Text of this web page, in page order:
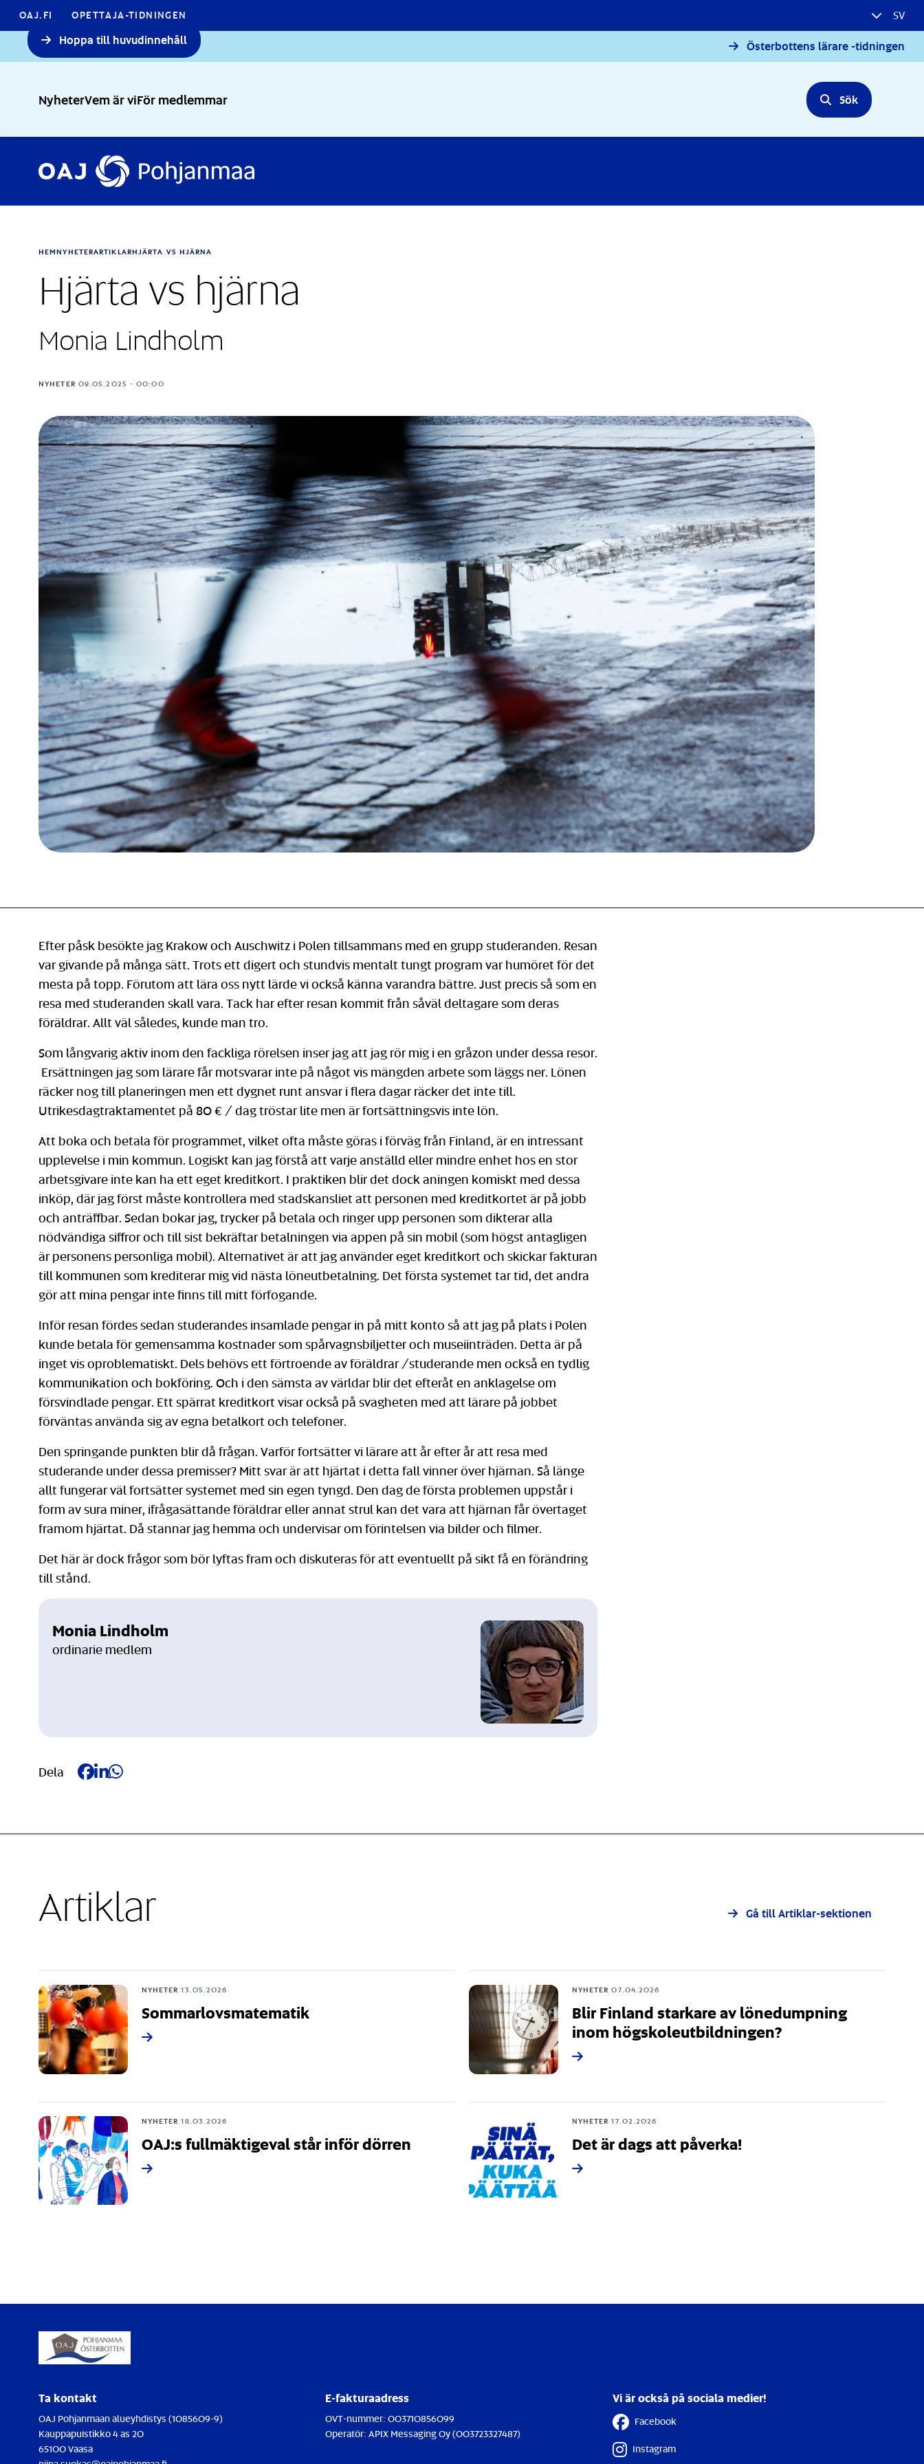
Hoppa till huvudinnehåll
OAJ.FI OPETTAJA-TIDNINGEN SV
Österbottens lärare -tidningen
NyheterVem är viFör medlemmar Sök
HEMNYHETERARTIKLARHJÄRTA VS HJÄRNA
Hjärta vs hjärna
Monia Lindholm
NYHETER 09.05.2025 - 00:00
Efter påsk besökte jag Krakow och Auschwitz i Polen tillsammans med en grupp studeranden. Resan
var givande på många sätt. Trots ett digert och stundvis mentalt tungt program var humöret för det
mesta på topp. Förutom att lära oss nytt lärde vi också känna varandra bättre. Just precis så som en
resa med studeranden skall vara. Tack har efter resan kommit från såväl deltagare som deras
föräldrar. Allt väl således, kunde man tro.
Som långvarig aktiv inom den fackliga rörelsen inser jag att jag rör mig i en gråzon under dessa resor.
Ersättningen jag som lärare får motsvarar inte på något vis mängden arbete som läggs ner. Lönen
räcker nog till planeringen men ett dygnet runt ansvar i flera dagar räcker det inte till.
Utrikesdagtraktamentet på 80 € / dag tröstar lite men är fortsättningsvis inte lön.
Att boka och betala för programmet, vilket ofta måste göras i förväg från Finland, är en intressant
upplevelse i min kommun. Logiskt kan jag förstå att varje anställd eller mindre enhet hos en stor
arbetsgivare inte kan ha ett eget kreditkort. I praktiken blir det dock aningen komiskt med dessa
inköp, där jag först måste kontrollera med stadskansliet att personen med kreditkortet är på jobb
och anträffbar. Sedan bokar jag, trycker på betala och ringer upp personen som dikterar alla
nödvändiga siffror och till sist bekräftar betalningen via appen på sin mobil (som högst antagligen
är personens personliga mobil). Alternativet är att jag använder eget kreditkort och skickar fakturan
till kommunen som krediterar mig vid nästa löneutbetalning. Det första systemet tar tid, det andra
gör att mina pengar inte finns till mitt förfogande.
Inför resan fördes sedan studerandes insamlade pengar in på mitt konto så att jag på plats i Polen
kunde betala för gemensamma kostnader som spårvagnsbiljetter och museiinträden. Detta är på
inget vis oproblematiskt. Dels behövs ett förtroende av föräldrar /studerande men också en tydlig
kommunikation och bokföring. Och i den sämsta av världar blir det efteråt en anklagelse om
försvindlade pengar. Ett spärrat kreditkort visar också på svagheten med att lärare på jobbet
förväntas använda sig av egna betalkort och telefoner.
Den springande punkten blir då frågan. Varför fortsätter vi lärare att år efter år att resa med
studerande under dessa premisser? Mitt svar är att hjärtat i detta fall vinner över hjärnan. Så länge
allt fungerar väl fortsätter systemet med sin egen tyngd. Den dag de första problemen uppstår i
form av sura miner, ifrågasättande föräldrar eller annat strul kan det vara att hjärnan får övertaget
framom hjärtat. Då stannar jag hemma och undervisar om förintelsen via bilder och filmer.
Det här är dock frågor som bör lyftas fram och diskuteras för att eventuellt på sikt få en förändring
till stånd.
Monia Lindholm
ordinarie medlem
Dela Dela på Facebook
Dela på LinkedIn
Dela på Whatsapp
Artiklar Gå till Artiklar-sektionen
NYHETER 13.05.2026
Sommarlovsmatematik
NYHETER 07.04.2026
Blir Finland starkare av lönedumpning
inom högskoleutbildningen?
NYHETER 18.03.2026
OAJ:s fullmäktigeval står inför dörren
NYHETER 17.02.2026
Det är dags att påverka!
Ta kontakt
OAJ Pohjanmaan alueyhdistys (1085609-9)
Kauppapuistikko 4 as 20
65100 Vaasa
E-fakturaadress
OVT-nummer: 003710856099
Operatör: APIX Messaging Oy (003723327487)
Vi är också på sociala medier!
Facebook
Instagram